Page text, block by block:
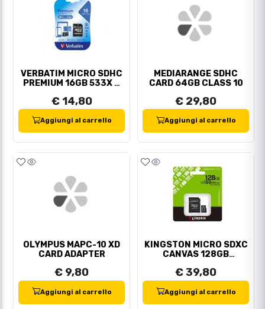
VERBATIM MICRO SDHC
PREMIUM 16GB 533X +
€ 14,80
Aggiungi al carrello
MEDIARANGE SDHC
CARD 64GB CLASS 10
€ 29,80
Aggiungi al carrello
OLYMPUS MAPC-10 XD
CARD ADAPTER
€ 9,80
Aggiungi al carrello
KINGSTON MICRO SDXC
CANVAS 128GB
€ 39,80
Aggiungi al carrello